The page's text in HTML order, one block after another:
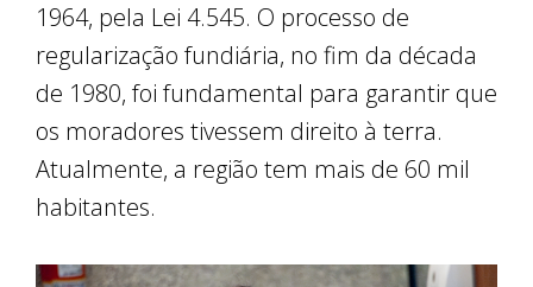
1964, pela Lei 4.545. O processo de
regularização fundiária, no fim da década
de 1980, foi fundamental para garantir que
os moradores tivessem direito à terra.
Atualmente, a região tem mais de 60 mil
habitantes.